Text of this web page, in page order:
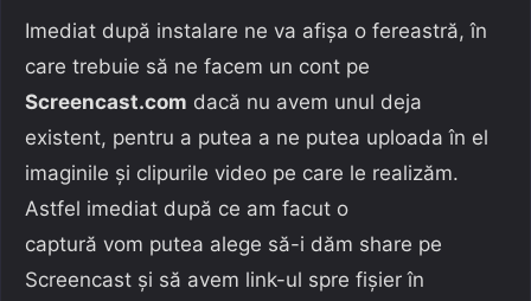
Imediat după instalare ne va afișa o fereastră, în
care trebuie să ne facem un cont pe
Screencast.com dacă nu avem unul deja
existent, pentru a putea a ne putea uploada în el
imaginile și clipurile video pe care le realizăm.
Astfel imediat după ce am facut o
captură vom putea alege să-i dăm share pe
Screencast și să avem link-ul spre fișier în